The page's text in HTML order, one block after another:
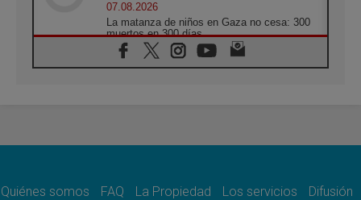
07.08.2026
La matanza de niños en Gaza no cesa: 300
muertos en 300 días
07.08.2026
Tagle: La guerra desfigura el mundo, solo la
como misión al servicio del Evangelio
Quiénes somos FAQ La Propiedad Los servicios Difusión